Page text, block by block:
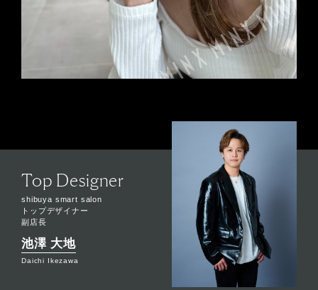
Top Designer
shibuya smart salon
トップデザイナー
副店長
池澤 大地
Daichi Ikezawa